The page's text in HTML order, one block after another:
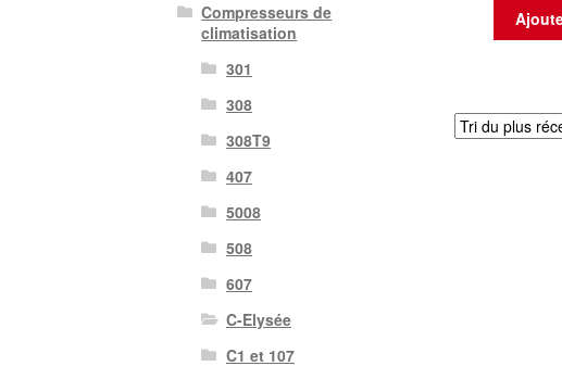
Compresseurs de
climatisation
301
308
308T9
407
5008
508
607
C-Elysée
C1 et 107